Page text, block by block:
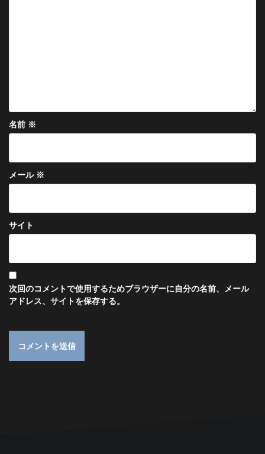
名前 ※
メール ※
サイト
次回のコメントで使用するためブラウザーに自分の名前、メール
アドレス、サイトを保存する。